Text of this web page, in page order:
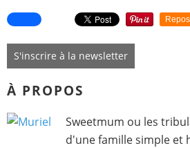
S'inscrire à la newsletter
À PROPOS
Sweetmum ou les
d'une famille simple et